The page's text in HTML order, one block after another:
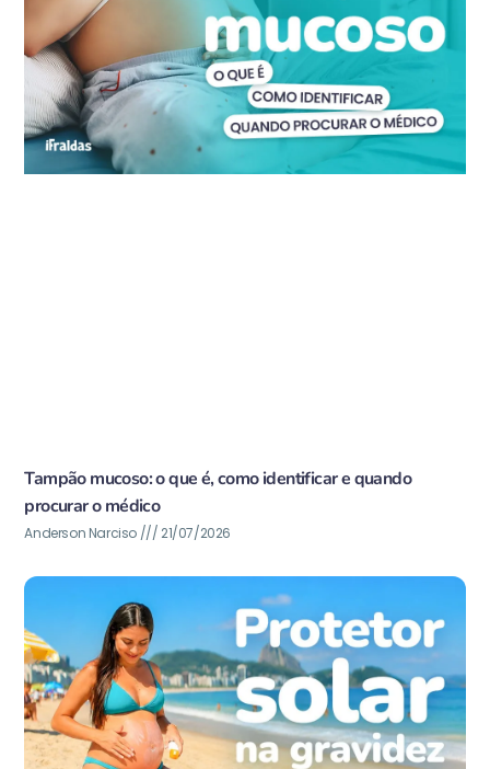
Tampão mucoso: o que é, como identificar e quando
procurar o médico
Anderson Narciso 21/07/2026